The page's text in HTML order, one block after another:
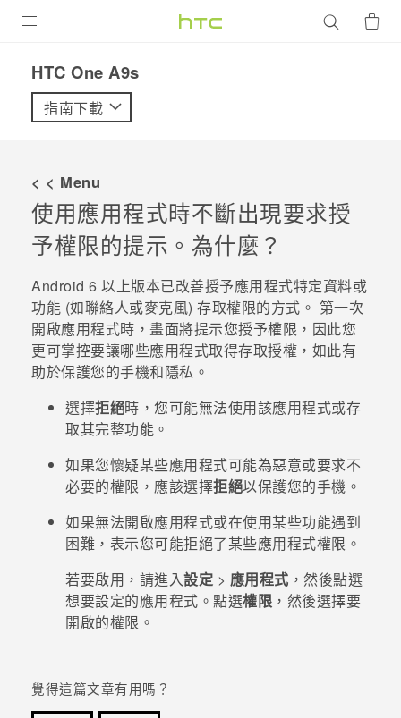
VIVE
配件
VIVERSE
優惠專區
焦點訊息
校園專案
企業採購
銷售門市
銷售通路
支援服務
VIVELAND
HTC One A9s‎
指南下載
< < Menu
使用應用程式時不斷出現要求授
予權限的提示。為什麼？
Android 6 以上版本已改善授予應用程式特定資料或
功能 (如聯絡人或麥克風) 存取權限的方式。 第一次
開啟應用程式時，畫面將提示您授予權限，因此您
更可掌控要讓哪些應用程式取得存取授權，如此有
助於保護您的手機和隱私。
選擇拒絕時，您可能無法使用該應用程式或存
取其完整功能。
如果您懷疑某些應用程式可能為惡意或要求不
必要的權限，應該選擇拒絕以保護您的手機。
如果無法開啟應用程式或在使用某些功能遇到
困難，表示您可能拒絕了某些應用程式權限。
若要啟用，請進入設定 > 應用程式 ，然後點選
想要設定的應用程式。點選權限 ，然後選擇要
開啟的權限。
覺得這篇文章有用嗎？